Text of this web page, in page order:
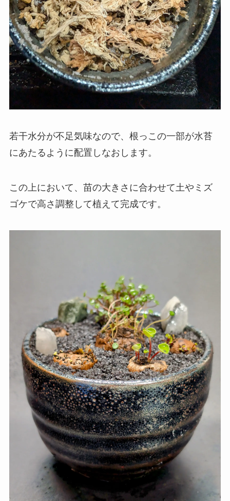
若干水分が不足気味なので、根っこの一部が水苔
にあたるように配置しなおします。
この上において、苗の大きさに合わせて土やミズ
ゴケで高さ調整して植えて完成です。